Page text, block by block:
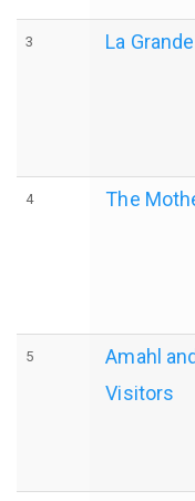
3 La
4 The
5
Amahl
Visitors